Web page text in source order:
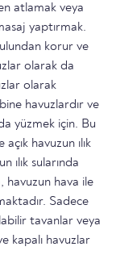
atlamak veya
yaptırmak.
korur ve
olarak da
olarak
havuzlardır ve
yüzmek için. Bu
havuzun ılık
ılık sularında
havuzun hava ile
Sadece
tavanlar veya
kapalı havuzlar